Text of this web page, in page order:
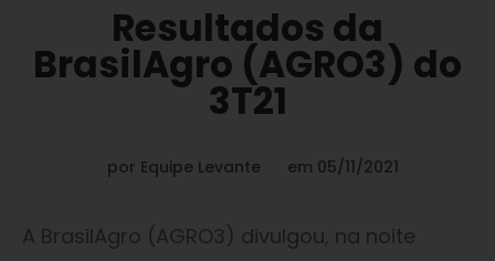
Resultados da
BrasilAgro (AGRO3) do
3T21
por Equipe Levante em 05/11/2021
A BrasilAgro (AGRO3) divulgou, na noite